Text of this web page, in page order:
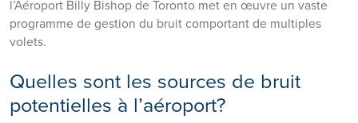
l’Aéroport Billy Bishop de Toronto met en œuvre un vaste
programme de gestion du bruit comportant de multiples
volets.
Quelles sont les sources de bruit
potentielles à l’aéroport?